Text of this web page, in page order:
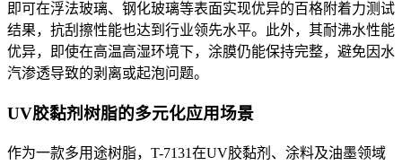
即可在浮法玻璃、钢化玻璃等表面实现优异的百格附着力测试
结果，抗刮擦性能也达到行业领先水平。此外，其耐沸水性能
优异，即使在高温高湿环境下，涂膜仍能保持完整，避免因水
汽渗透导致的剥离或起泡问题。
UV胶黏剂树脂的多元化应用场景
作为一款多用途树脂， T-7131在UV胶黏剂、涂料及油墨领域